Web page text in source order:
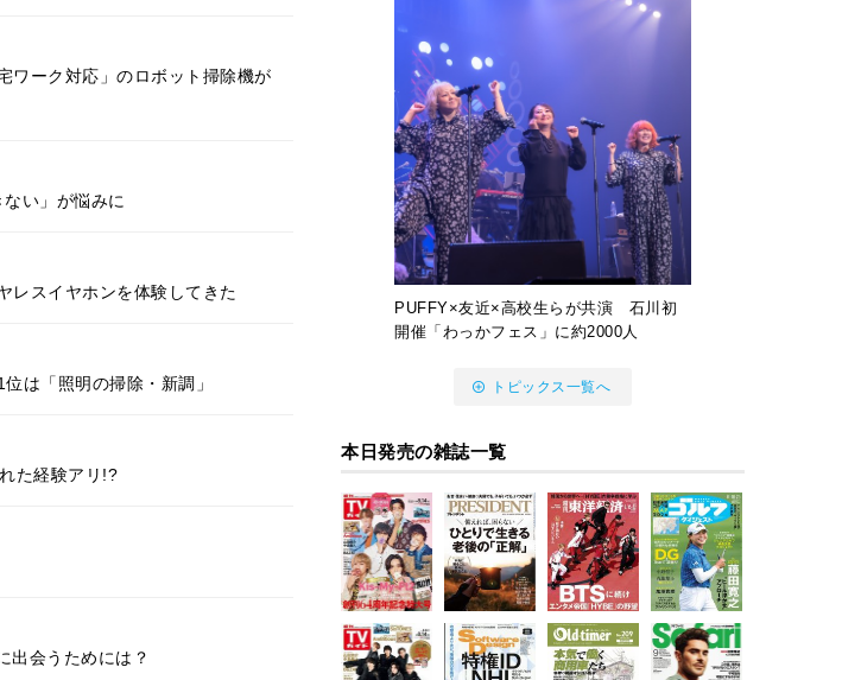
ワーク対応」のロボット掃除機が
い」が悩みに
レスイヤホンを体験してきた
は「照明の掃除・新調」
た経験アリ!?
出会うためには？
PUFFY×友近×高校生らが共演 石川初
開催「わっかフェス」に約2000人
トピックス一覧へ
本日発売の雑誌一覧